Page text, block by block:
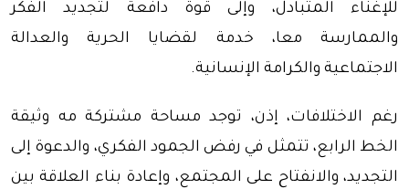
للإغناء المتبادل، وإلى قوة دافعة لتجديد الفكر
والممارسة معا، خدمة لقضايا الحرية والعدالة
الاجتماعية والكرامة الإنسانية.
رغم الاختلافات، إذن، توجد مساحة مشتركة مه وثيقة
الخط الرابع، تتمثل في رفض الجمود الفكري، والدعوة إلى
التجديد، والانفتاح على المجتمع، وإعادة بناء العلاقة بين